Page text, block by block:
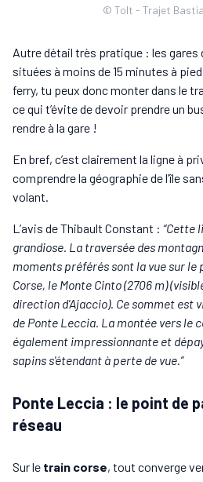
© Tolt - Trajet
Autre détail très pratique : les
situées à moins de 15 minutes à
ferry, tu peux donc monter dans le
ce qui t’évite de devoir prendre un
rendre à la gare !
En bref, c’est clairement la ligne à
comprendre la géographie de l’île
volant.
L’avis de Thibault Constant : “Cette
grandiose. La traversée des
moments préférés sont la vue sur le
Corse, le Monte Cinto (2706 m)
direction d'Ajaccio). Ce sommet est
de Ponte Leccia. La montée vers le
également impressionnante et
sapins s'étendant à perte de vue.”
Ponte Leccia : le point de
réseau
Sur le train corse, tout converge